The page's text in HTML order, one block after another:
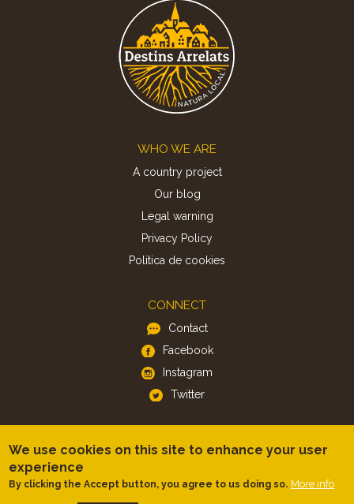
WHO WE ARE
A country project
Our blog
Legal warning
Privacy Policy
Politica de cookies
CONNECT
Contact
Facebook
Instagram
Twitter
Android
We use cookies on this site to enhance your user
experience
By clicking the Accept button, you agree to us doing so. More info